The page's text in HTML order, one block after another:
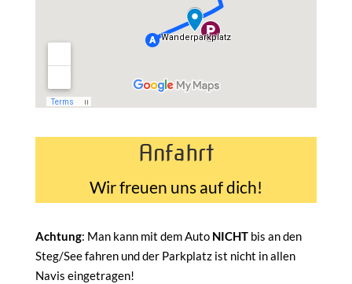
Anfahrt
Wir freuen uns auf dich!
Achtung: Man kann mit dem Auto NICHT bis an den
Steg/See fahren und der Parkplatz ist nicht in allen
Navis eingetragen!